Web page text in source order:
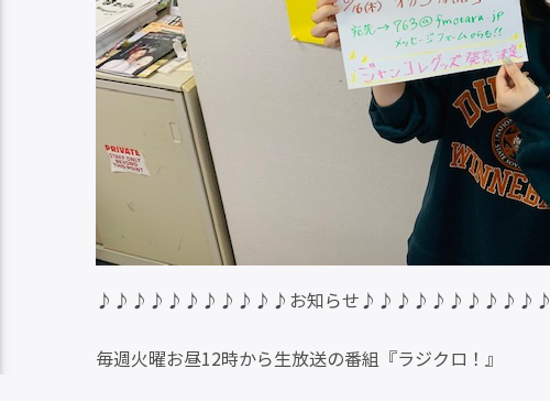
を
使
っ
て
く
だ
♪♪♪♪♪♪♪♪♪♪♪お知らせ♪♪♪♪♪♪♪♪♪♪♪
毎週火曜お昼12時から生放送の番組『ラジクロ！』